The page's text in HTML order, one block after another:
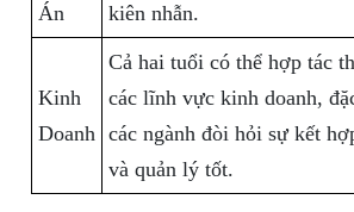
Án
kiên nhẫn.
Kinh
Doanh
Cả hai tuổi có thể hợp tác
các lĩnh vực kinh doanh,
các ngành đòi hỏi sự kết
và quản lý tốt.